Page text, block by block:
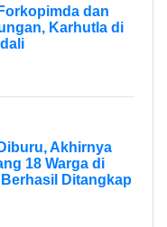
dan
Karhutla di
Akhirnya
18 Warga di
Ditangkap